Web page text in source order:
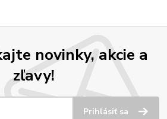
novinky, akcie a
zľavy!
Prihlásiť sa